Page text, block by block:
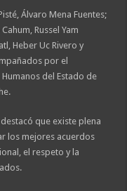
Álvaro Mena Fuentes;
Russel Yam
Heber Uc Rivero y
por el
del Estado de
que existe plena
los mejores acuerdos
el respeto y la